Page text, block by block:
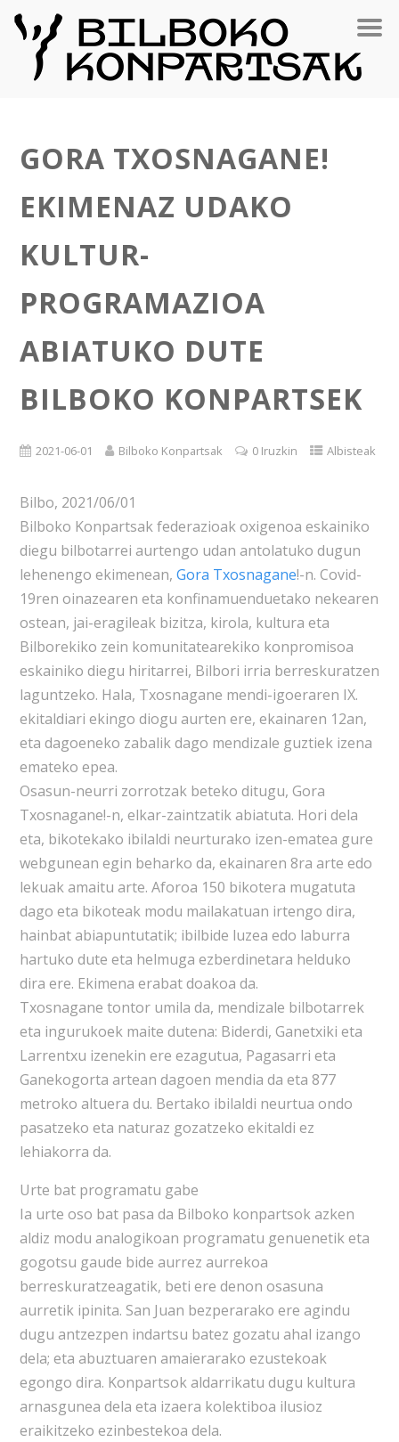
GORA TXOSNAGANE!
EKIMENAZ UDAKO
KULTUR-
PROGRAMAZIOA
ABIATUKO DUTE
BILBOKO KONPARTSEK
2021-06-01 Bilboko Konpartsak 0 Iruzkin Albisteak
Bilbo, 2021/06/01
Bilboko Konpartsak federazioak oxigenoa eskainiko
diegu bilbotarrei aurtengo udan antolatuko dugun
lehenengo ekimenean, Gora Txosnagane!-n. Covid-
19ren oinazearen eta konfinamuenduetako nekearen
ostean, jai-eragileak bizitza, kirola, kultura eta
Bilborekiko zein komunitatearekiko konpromisoa
eskainiko diegu hiritarrei, Bilbori irria berreskuratzen
laguntzeko. Hala, Txosnagane mendi-igoeraren IX.
ekitaldiari ekingo diogu aurten ere, ekainaren 12an,
eta dagoeneko zabalik dago mendizale guztiek izena
emateko epea.
Osasun-neurri zorrotzak beteko ditugu, Gora
Txosnagane!-n, elkar-zaintzatik abiatuta. Hori dela
eta, bikotekako ibilaldi neurturako izen-ematea gure
webgunean egin beharko da, ekainaren 8ra arte edo
lekuak amaitu arte. Aforoa 150 bikotera mugatuta
dago eta bikoteak modu mailakatuan irtengo dira,
hainbat abiapuntutatik; ibilbide luzea edo laburra
hartuko dute eta helmuga ezberdinetara helduko
dira ere. Ekimena erabat doakoa da.
Txosnagane tontor umila da, mendizale bilbotarrek
eta ingurukoek maite dutena: Biderdi, Ganetxiki eta
Larrentxu izenekin ere ezagutua, Pagasarri eta
Ganekogorta artean dagoen mendia da eta 877
metroko altuera du. Bertako ibilaldi neurtua ondo
pasatzeko eta naturaz gozatzeko ekitaldi ez
lehiakorra da.
Urte bat programatu gabe
Ia urte oso bat pasa da Bilboko konpartsok azken
aldiz modu analogikoan programatu genuenetik eta
gogotsu gaude bide aurrez aurrekoa
berreskuratzeagatik, beti ere denon osasuna
aurretik ipinita. San Juan bezperarako ere agindu
dugu antzezpen indartsu batez gozatu ahal izango
dela; eta abuztuaren amaierarako ezustekoak
egongo dira. Konpartsok aldarrikatu dugu kultura
arnasgunea dela eta izaera kolektiboa ilusioz
eraikitzeko ezinbestekoa dela.